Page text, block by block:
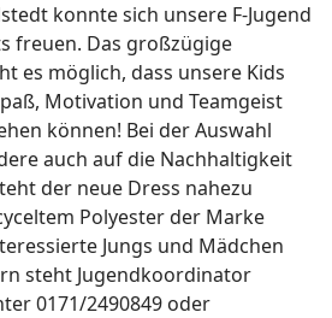
konnte sich unsere F-Jugend
freuen. Das großzügige
es möglich, dass unsere Kids
Motivation und Teamgeist
können! Bei der Auswahl
auch auf die Nachhaltigkeit
der neue Dress nahezu
Polyester der Marke
Jungs und Mädchen
steht Jugendkoordinator
0171/2490849 oder